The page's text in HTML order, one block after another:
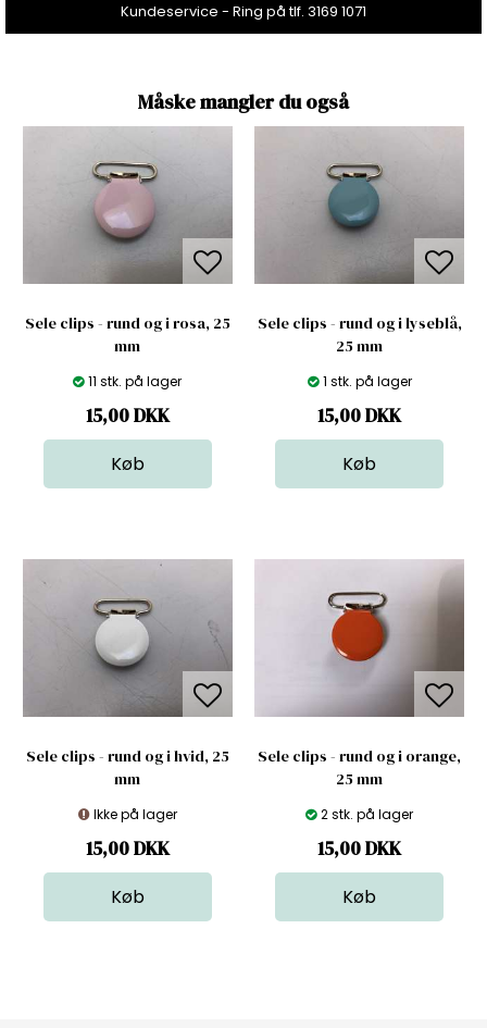
Kundeservice - Ring på tlf. 3169 1071
Måske mangler du også
Sele clips - rund og i rosa, 25
mm
11 stk. på lager
15,00DKK
Sele clips - rund og i lyseblå,
25 mm
1 stk. på lager
15,00DKK
Sele clips - rund og i hvid, 25
mm
Ikke på lager
15,00DKK
Sele clips - rund og i orange,
25 mm
2 stk. på lager
15,00DKK